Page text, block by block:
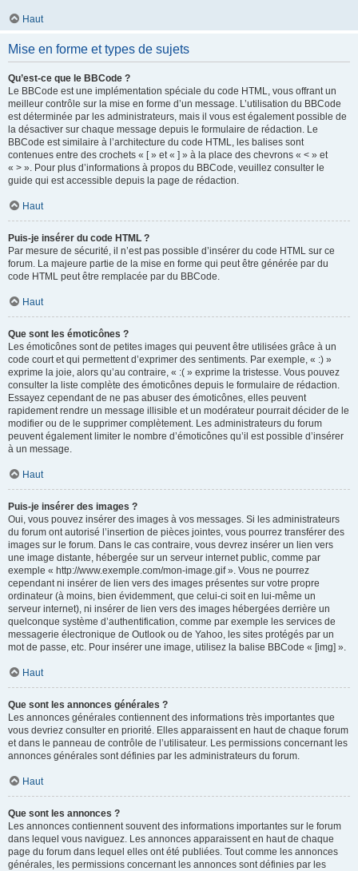
Haut
Mise en forme et types de sujets
Qu’est-ce que le BBCode ?
Le BBCode est une implémentation spéciale du code HTML, vous offrant un
meilleur contrôle sur la mise en forme d’un message. L’utilisation du BBCode
est déterminée par les administrateurs, mais il vous est également possible de
la désactiver sur chaque message depuis le formulaire de rédaction. Le
BBCode est similaire à l’architecture du code HTML, les balises sont
contenues entre des crochets « [ » et « ] » à la place des chevrons « < » et
« > ». Pour plus d’informations à propos du BBCode, veuillez consulter le
guide qui est accessible depuis la page de rédaction.
Haut
Puis-je insérer du code HTML ?
Par mesure de sécurité, il n’est pas possible d’insérer du code HTML sur ce
forum. La majeure partie de la mise en forme qui peut être générée par du
code HTML peut être remplacée par du BBCode.
Haut
Que sont les émoticônes ?
Les émoticônes sont de petites images qui peuvent être utilisées grâce à un
code court et qui permettent d’exprimer des sentiments. Par exemple, « :) »
exprime la joie, alors qu’au contraire, « :( » exprime la tristesse. Vous pouvez
consulter la liste complète des émoticônes depuis le formulaire de rédaction.
Essayez cependant de ne pas abuser des émoticônes, elles peuvent
rapidement rendre un message illisible et un modérateur pourrait décider de le
modifier ou de le supprimer complètement. Les administrateurs du forum
peuvent également limiter le nombre d’émoticônes qu’il est possible d’insérer
à un message.
Haut
Puis-je insérer des images ?
Oui, vous pouvez insérer des images à vos messages. Si les administrateurs
du forum ont autorisé l’insertion de pièces jointes, vous pourrez transférer des
images sur le forum. Dans le cas contraire, vous devrez insérer un lien vers
une image distante, hébergée sur un serveur internet public, comme par
exemple « http://www.exemple.com/mon-image.gif ». Vous ne pourrez
cependant ni insérer de lien vers des images présentes sur votre propre
ordinateur (à moins, bien évidemment, que celui-ci soit en lui-même un
serveur internet), ni insérer de lien vers des images hébergées derrière un
quelconque système d’authentification, comme par exemple les services de
messagerie électronique de Outlook ou de Yahoo, les sites protégés par un
mot de passe, etc. Pour insérer une image, utilisez la balise BBCode « [img] ».
Haut
Que sont les annonces générales ?
Les annonces générales contiennent des informations très importantes que
vous devriez consulter en priorité. Elles apparaissent en haut de chaque forum
et dans le panneau de contrôle de l’utilisateur. Les permissions concernant les
annonces générales sont définies par les administrateurs du forum.
Haut
Que sont les annonces ?
Les annonces contiennent souvent des informations importantes sur le forum
dans lequel vous naviguez. Les annonces apparaissent en haut de chaque
page du forum dans lequel elles ont été publiées. Tout comme les annonces
générales, les permissions concernant les annonces sont définies par les